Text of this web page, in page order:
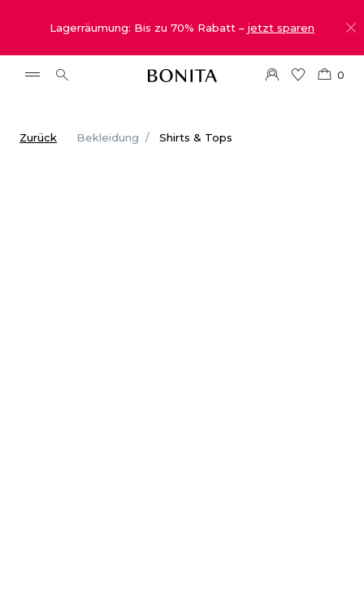
Lagerräumung: Bis zu 70% Rabatt – jetzt sparen
0
Zurück Bekleidung Shirts & Tops